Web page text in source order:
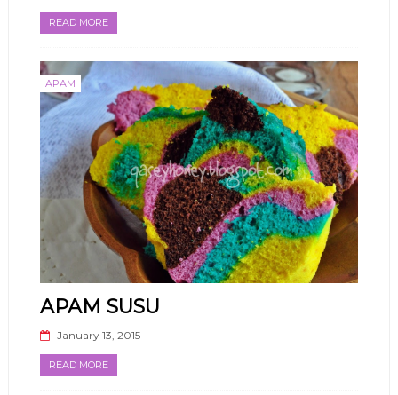
READ MORE
APAM
APAM SUSU
January 13, 2015
READ MORE